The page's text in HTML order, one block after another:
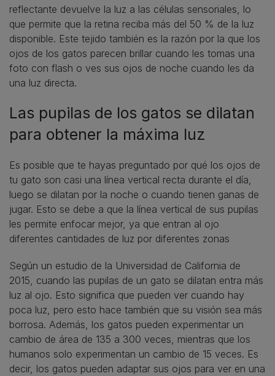
reflectante devuelve la luz a las células sensoriales, lo
que permite que la retina reciba más del 50 % de la luz
disponible. Este tejido también es la razón por la que los
ojos de los gatos parecen brillar cuando les tomas una
foto con flash o ves sus ojos de noche cuando les da
una luz directa.
Las pupilas de los gatos se dilatan
para obtener la máxima luz
Es posible que te hayas preguntado por qué los ojos de
tu gato son casi una línea vertical recta durante el día,
luego se dilatan por la noche o cuando tienen ganas de
jugar. Esto se debe a que la línea vertical de sus pupilas
les permite enfocar mejor, ya que entran al ojo
diferentes cantidades de luz por diferentes zonas
Según un estudio de la Universidad de California de
2015, cuando las pupilas de un gato se dilatan entra más
luz al ojo. Esto significa que pueden ver cuando hay
poca luz, pero esto hace también que su visión sea más
borrosa. Además, los gatos pueden experimentar un
cambio de área de 135 a 300 veces, mientras que los
humanos solo experimentan un cambio de 15 veces. Es
decir, los gatos pueden adaptar sus ojos para ver en una